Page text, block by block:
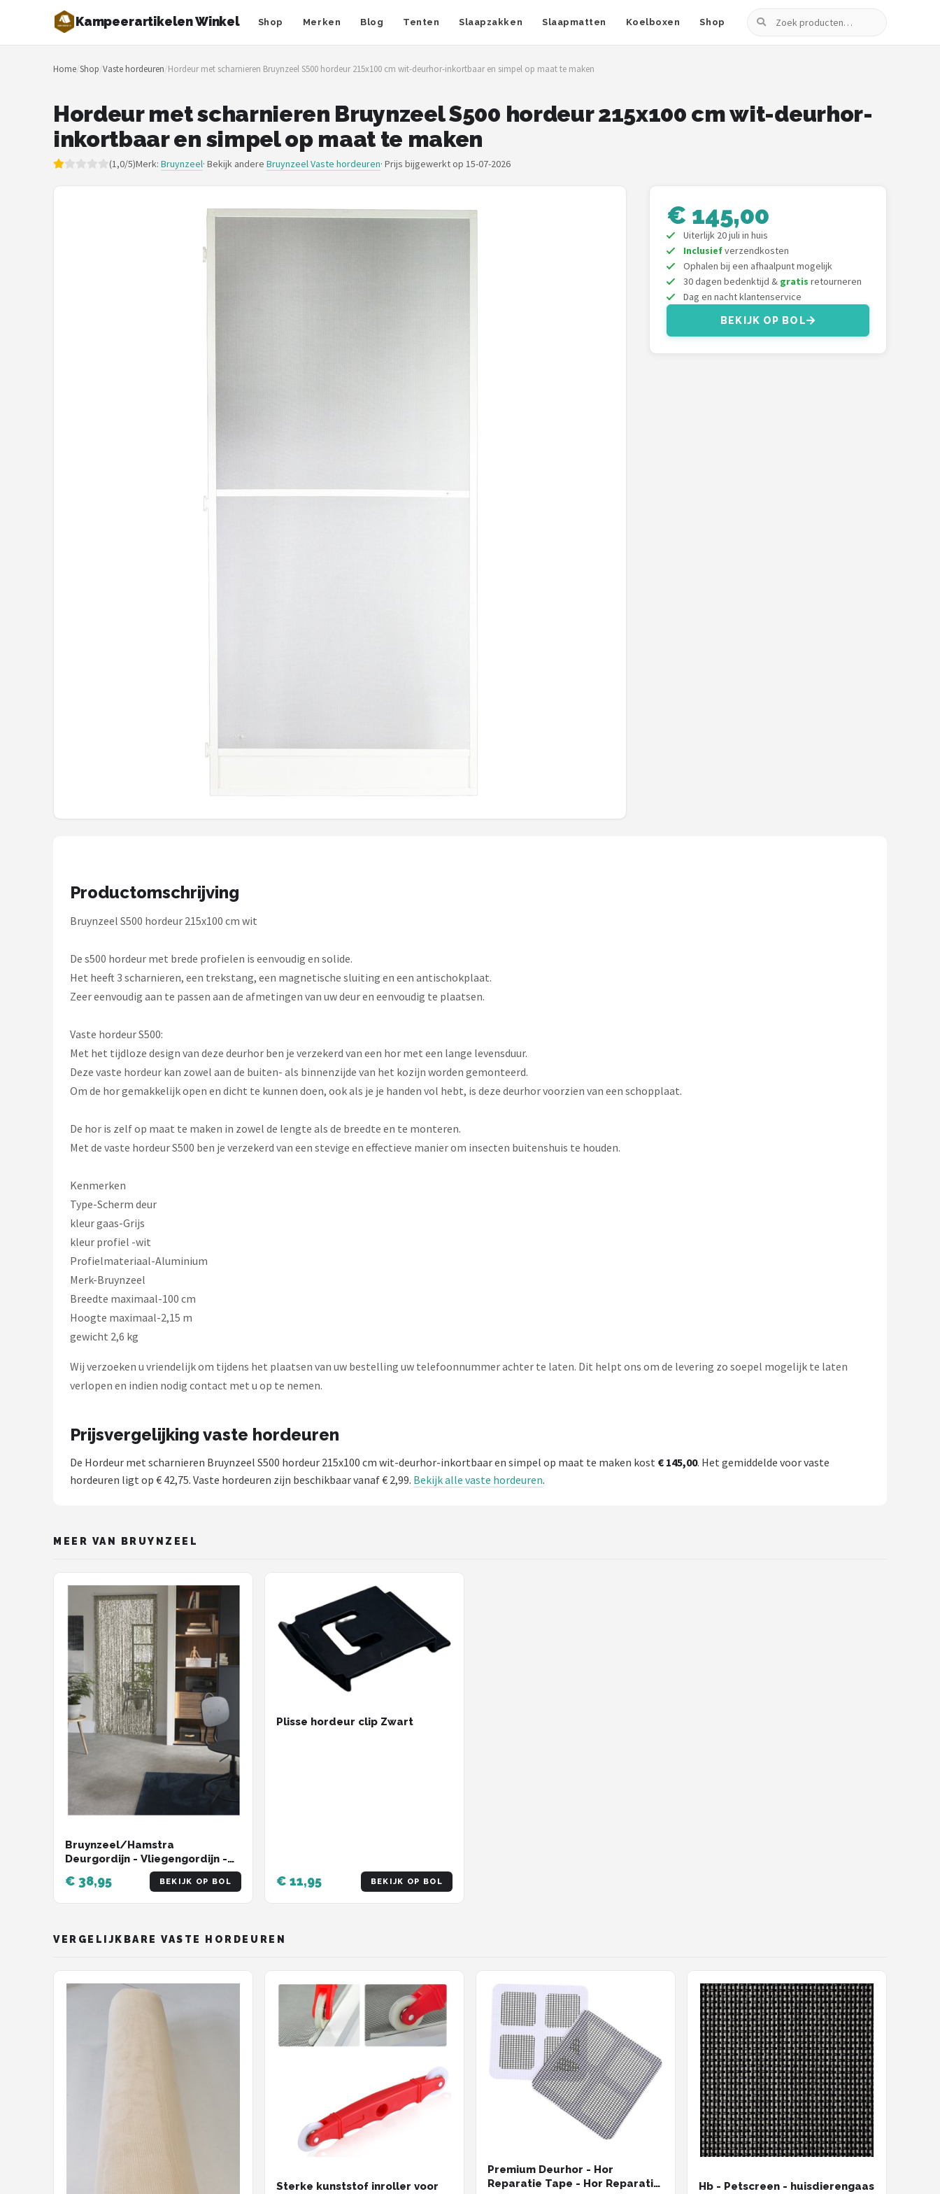
Kampeerartikelen Winkel Shop Merken Blog Tenten Slaapzakken Slaapmatten Koelboxen Shop
Zoeken
Zoeken
NAVIGATIE
Merken
Home/Shop/Vaste hordeuren/Hordeur met scharnieren Bruynzeel S500 hordeur 215x100 cm wit-deurhor-inkortbaar en simpel op maat te maken
Hordeur met scharnieren Bruynzeel S500 hordeur 215x100 cm wit-deurhor-
inkortbaar en simpel op maat te maken
(1,0/5)Merk: Bruynzeel· Bekijk andere Bruynzeel Vaste hordeuren· Prijs bijgewerkt op 15-07-2026
€ 145,00
Uiterlijk 20 juli in huis
Inclusiefverzendkosten
Ophalen bij een afhaalpunt mogelijk
30 dagen bedenktijd & gratis retourneren
Dag en nacht klantenservice
BEKIJK OP BOL
Productomschrijving
Bruynzeel S500 hordeur 215x100 cm wit
De s500 hordeur met brede profielen is eenvoudig en solide.
Het heeft 3 scharnieren, een trekstang, een magnetische sluiting en een antischokplaat.
Zeer eenvoudig aan te passen aan de afmetingen van uw deur en eenvoudig te plaatsen.
Vaste hordeur S500:
Met het tijdloze design van deze deurhor ben je verzekerd van een hor met een lange levensduur.
Deze vaste hordeur kan zowel aan de buiten- als binnenzijde van het kozijn worden gemonteerd.
Om de hor gemakkelijk open en dicht te kunnen doen, ook als je je handen vol hebt, is deze deurhor voorzien van een schopplaat.
De hor is zelf op maat te maken in zowel de lengte als de breedte en te monteren.
Met de vaste hordeur S500 ben je verzekerd van een stevige en effectieve manier om insecten buitenshuis te houden.
Kenmerken
Type-Scherm deur
kleur gaas-Grijs
kleur profiel -wit
Profielmateriaal-Aluminium
Merk-Bruynzeel
Breedte maximaal-100 cm
Hoogte maximaal-2,15 m
gewicht 2,6 kg
Wij verzoeken u vriendelijk om tijdens het plaatsen van uw bestelling uw telefoonnummer achter te laten. Dit helpt ons om de levering zo soepel mogelijk te laten
verlopen en indien nodig contact met u op te nemen.
Prijsvergelijking vaste hordeuren
De Hordeur met scharnieren Bruynzeel S500 hordeur 215x100 cm wit-deurhor-inkortbaar en simpel op maat te maken kost € 145,00. Het gemiddelde voor vaste
hordeuren ligt op € 42,75. Vaste hordeuren zijn beschikbaar vanaf € 2,99. Bekijk alle vaste hordeuren.
MEER VAN BRUYNZEEL
Bruynzeel/Hamstra
Deurgordijn - Vliegengordijn -
Bladeren wit 100x220 cm
€ 38,95 BEKIJK OP BOL
Plisse hordeur clip Zwart
€ 11,95 BEKIJK OP BOL
VERGELIJKBARE VASTE HORDEUREN
Sterke kunststof inroller voor
Premium Deurhor - Hor
Reparatie Tape - Hor Reparatie
Hb - Petscreen - huisdierengaas